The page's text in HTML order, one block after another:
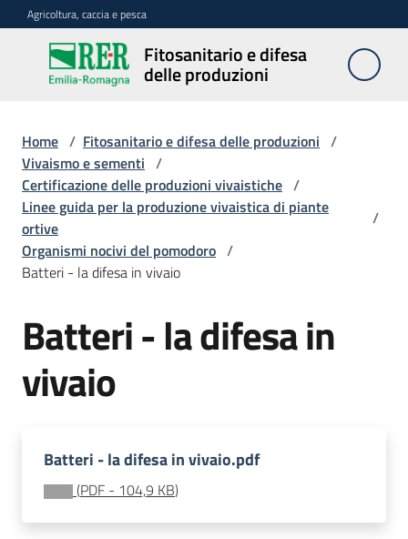
Vai al contenuto
Vai alla navigazione
Vai al footer
Agricoltura, caccia e pesca
Fitosanitario e difesa
delle produzioni
Fitosanitario
e difesa
produzioni
Avversità
delle
piante
Sorveglianza
Difesa
Vivaismo
Home / Fitosanitario e difesa delle produzioni /
Vivaismo e sementi /
Certificazione delle produzioni vivaistiche /
Linee guida per la produzione vivaistica di piante
ortive
/
Organismi nocivi del pomodoro /
Batteri - la difesa in vivaio
Batteri - la difesa in
vivaio
Batteri - la difesa in vivaio.pdf
(PDF - 104,9 KB)